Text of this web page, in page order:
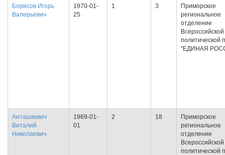
Борисов Игорь
Валерьевич
1970-01-
25
1 3
Приморское
региональное
отделение
Всероссийской
политической
"ЕДИНАЯ
Анташкевич
Виталий
Николаевич
1969-01-
01
2 18
Приморское
региональное
отделение
Всероссийской
политической